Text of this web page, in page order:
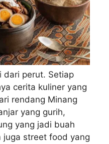
dari perut. Setiap
cerita kuliner yang
rendang Minang
yang gurih,
yang jadi buah
street food yang